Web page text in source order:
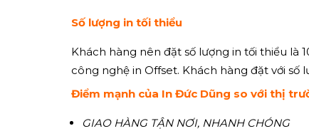
Số lượng in tối thiểu
Khách hàng nên đặt số lượng in tối thiểu là
công nghệ in Offset. Khách hàng đặt với số
Điểm mạnh của In Đức Dũng so với thị
GIAO HÀNG TẬN NƠI, NHANH CHÓNG